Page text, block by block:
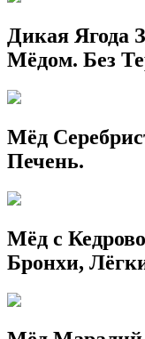
Дикая Ягода
Мёдом. Без
Мёд
Печень.
Мёд с
Бронхи,